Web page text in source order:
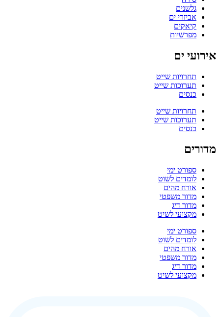
גלשנים
אביזרי ים
קיאקים
מפרשיות
אירועי ים
תחרויות שייט
תערוכות שייט
כנסים
תחרויות שייט
תערוכות שייט
כנסים
מדורים
ספורט ימי
לומדים לשוט
אורח מהים
מדור משפטי
מדור דיג
מקצועי לשיט
ספורט ימי
לומדים לשוט
אורח מהים
מדור משפטי
מדור דיג
מקצועי לשיט